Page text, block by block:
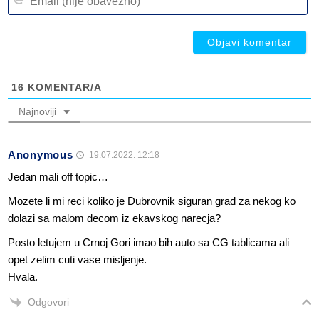
16 KOMENTAR/A
Najnoviji
Anonymous 19.07.2022. 12:18
Jedan mali off topic…
Mozete li mi reci koliko je Dubrovnik siguran grad za nekog ko
dolazi sa malom decom iz ekavskog narecja?
Posto letujem u Crnoj Gori imao bih auto sa CG tablicama ali
opet zelim cuti vase misljenje.
Hvala.
Odgovori